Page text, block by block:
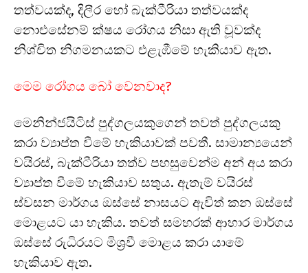
තත්වයක්ද, දිලීර හෝ බැක්ටීරියා තත්වයක්ද
නොඑසේනම් ක්ෂය රෝගය නිසා ඇති වූවක්ද
නිශ්චිත නිගමනයකට එළැඹීමේ හැකියාව ඇත.
මෙම රෝගය බෝ වෙනවාද?
මෙනින්ජයිටිස් පුද්ගලයකුගෙන් තවත් පුද්ගලයකු
කරා ව්‍යාප්ත වීමේ හැකියාවක් පවතී. සාමාන්‍යයෙන්
වයිරස්, බැක්ටීරියා තත්ව පහසුවෙන්ම අන් අය කරා
ව්‍යාප්ත වීමේ හැකියාව සතුය. ඇතැම් වයිරස්
ස්වසන මාර්ගය ඔස්සේ නාසයට ඇවිත් කන ඔස්සේ
මොළයට යා හැකිය. තවත් සමහරක් ආහාර මාර්ගය
ඔස්සේ රුධිරයට මිශ්‍රවී මොළය කරා යාමේ
හැකියාව ඇත.